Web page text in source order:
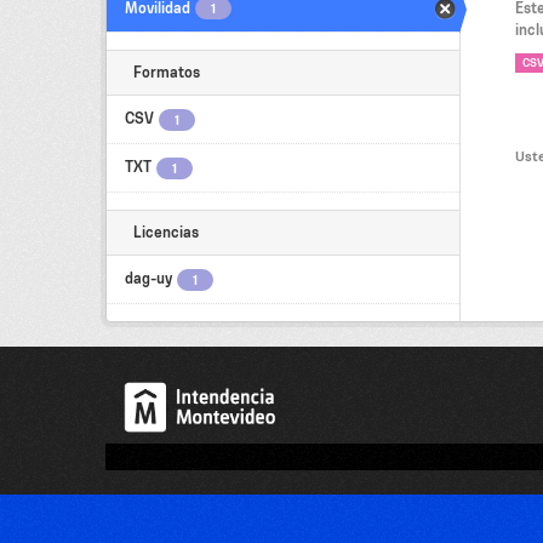
Movilidad 1
Formatos
CSV 1
TXT 1
Licencias
dag-uy 1
CSV